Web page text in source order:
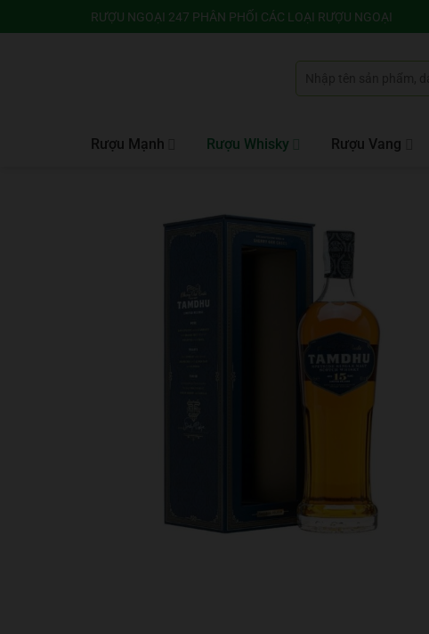
qua
RƯỢU NGOẠI 247 PHÂN PHỐI CÁC LOẠI RƯỢU NGOẠI
Rượu Mạnh Rượu Whisky Rượu Vang